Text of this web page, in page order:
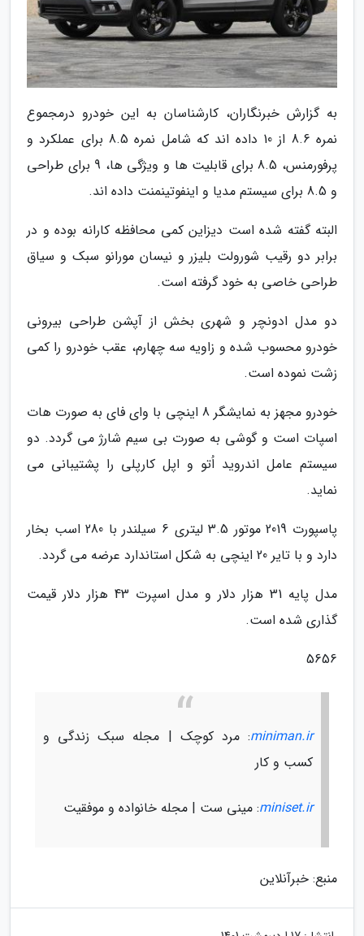
به گزارش خبرنگاران، کارشناسان به این خودرو درمجموع
نمره 8.6 از 10 داده اند که شامل نمره 8.5 برای عملکرد و
پرفورمنس، 8.5 برای قابلیت ها و ویژگی ها، 9 برای طراحی
و 8.5 برای سیستم مدیا و اینفوتینمنت داده اند.
البته گفته شده است دیزاین کمی محافظه کارانه بوده و در
برابر دو رقیب شورولت بلیزر و نیسان مورانو سبک و سیاق
طراحی خاصی به خود گرفته است.
دو مدل ادونچر و شهری بخش از آپشن طراحی بیرونی
خودرو محسوب شده و زاویه سه چهارم، عقب خودرو را کمی
زشت نموده است.
خودرو مجهز به نمایشگر 8 اینچی با وای فای به صورت هات
اسپات است و گوشی به صورت بی سیم شارژ می گردد. دو
سیستم عامل اندروید اُتو و اپل کارپلی را پشتیبانی می
نماید.
پاسپورت 2019 موتور 3.5 لیتری 6 سیلندر با 280 اسب بخار
دارد و با تایر 20 اینچی به شکل استاندارد عرضه می گردد.
مدل پایه 31 هزار دلار و مدل اسپرت 43 هزار دلار قیمت
گذاری شده است.
5656
miniman.ir: مرد کوچک | مجله سبک زندگی و
کسب و کار
miniset.ir: مینی ست | مجله خانواده و موفقیت
منبع: خبرآنلاین